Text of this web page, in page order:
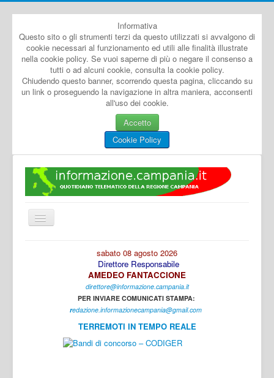
Informativa
Questo sito o gli strumenti terzi da questo utilizzati si avvalgono di
cookie necessari al funzionamento ed utili alle finalità illustrate
nella cookie policy. Se vuoi saperne di più o negare il consenso a
tutti o ad alcuni cookie, consulta la cookie policy.
Chiudendo questo banner, scorrendo questa pagina, cliccando su
un link o proseguendo la navigazione in altra maniera, acconsenti
all'uso dei cookie.
Accetto
Cookie Policy
Cambia
navigazione
sabato 08 agosto 2026
Direttore Responsabile
AMEDEO FANTACCIONE
direttore@informazione.campania.it
PER INVIARE COMUNICATI STAMPA:
redazione.informazionecampania@gmail.com
TERREMOTI IN TEMPO REALE